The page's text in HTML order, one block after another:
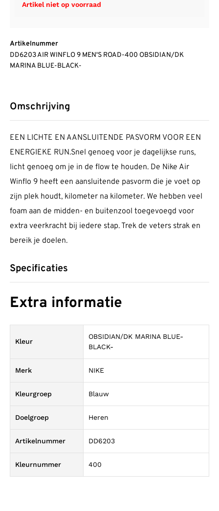
Artikel niet op voorraad
Artikelnummer
DD6203 AIR WINFLO 9 MEN'S ROAD-400 OBSIDIAN/DK
MARINA BLUE-BLACK-
Omschrijving
EEN LICHTE EN AANSLUITENDE PASVORM VOOR EEN
ENERGIEKE RUN.Snel genoeg voor je dagelijkse runs,
licht genoeg om je in de flow te houden. De Nike Air
Winflo 9 heeft een aansluitende pasvorm die je voet op
zijn plek houdt, kilometer na kilometer. We hebben veel
foam aan de midden- en buitenzool toegevoegd voor
extra veerkracht bij iedere stap. Trek de veters strak en
bereik je doelen.
Specificaties
Extra informatie
Kleur
OBSIDIAN/DK MARINA BLUE-
BLACK-
Merk NIKE
Kleurgroep Blauw
Doelgroep Heren
Artikelnummer DD6203
Kleurnummer 400